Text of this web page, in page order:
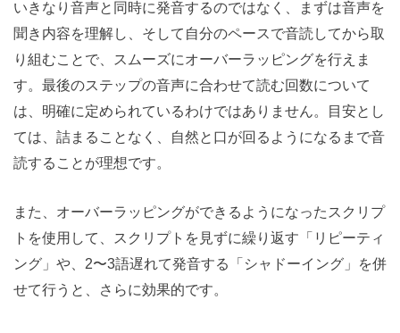
いきなり音声と同時に発音するのではなく、まずは音声を
聞き内容を理解し、そして自分のペースで音読してから取
り組むことで、スムーズにオーバーラッピングを行えま
す。最後のステップの音声に合わせて読む回数について
は、明確に定められているわけではありません。目安とし
ては、詰まることなく、自然と口が回るようになるまで音
読することが理想です。
また、オーバーラッピングができるようになったスクリプ
トを使用して、スクリプトを見ずに繰り返す「リピーティ
ング」や、2〜3語遅れて発音する「シャドーイング」を併
せて行うと、さらに効果的です。